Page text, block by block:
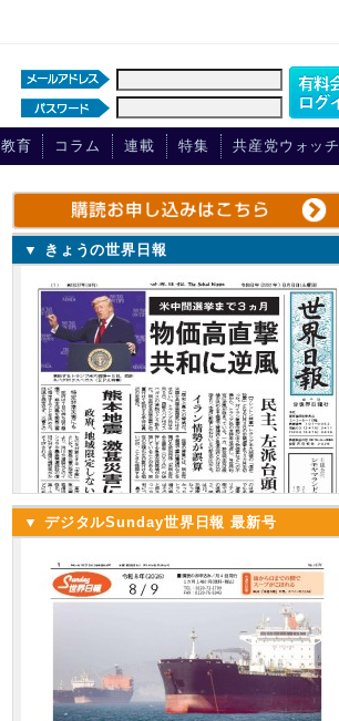
教育 コラム 連載 特集 共産党ウォッチ
▼ きょうの世界日報
▼ デジタルSunday世界日報 最新号